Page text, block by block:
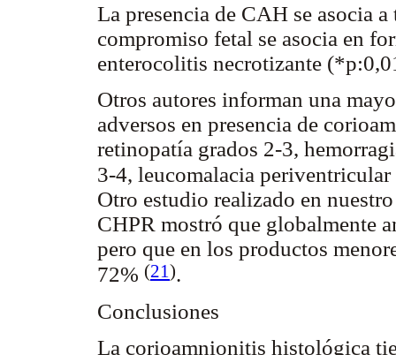
La presencia de CAH se asocia
compromiso fetal se asocia en
enterocolitis necrotizante
Otros autores informan una
adversos en presencia de
retinopatía grados 2-3,
3-4, leucomalacia
Otro estudio realizado en
CHPR mostró que globalmente
pero que en los productos
72% (21).
Conclusiones
La corioamnionitis histológica